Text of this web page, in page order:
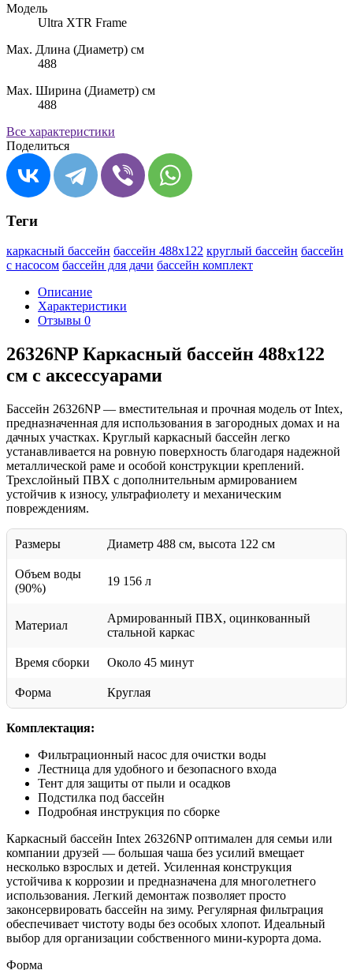
Модель
Ultra XTR Frame
Max. Длина (Диаметр) см
488
Max. Ширина (Диаметр) см
488
Все характеристики
Поделиться
Теги
каркасный бассейн бассейн 488х122 круглый бассейн бассейн
с насосом бассейн для дачи бассейн комплект
Описание
Характеристики
Отзывы 0
26326NP Каркасный бассейн 488х122
см с аксессуарами
Бассейн 26326NP — вместительная и прочная модель от Intex,
предназначенная для использования в загородных домах и на
дачных участках. Круглый каркасный бассейн легко
устанавливается на ровную поверхность благодаря надежной
металлической раме и особой конструкции креплений.
Трехслойный ПВХ с дополнительным армированием
устойчив к износу, ультрафиолету и механическим
повреждениям.
Размеры Диаметр 488 см, высота 122 см
Объем воды
(90%)
19 156 л
Материал
Армированный ПВХ, оцинкованный
стальной каркас
Время сборки Около 45 минут
Форма Круглая
Комплектация:
Фильтрационный насос для очистки воды
Лестница для удобного и безопасного входа
Тент для защиты от пыли и осадков
Подстилка под бассейн
Подробная инструкция по сборке
Каркасный бассейн Intex 26326NP оптимален для семьи или
компании друзей — большая чаша без усилий вмещает
несколько взрослых и детей. Усиленная конструкция
устойчива к коррозии и предназначена для многолетнего
использования. Легкий демонтаж позволяет просто
законсервировать бассейн на зиму. Регулярная фильтрация
обеспечивает чистоту воды без особых хлопот. Идеальный
выбор для организации собственного мини-курорта дома.
Форма